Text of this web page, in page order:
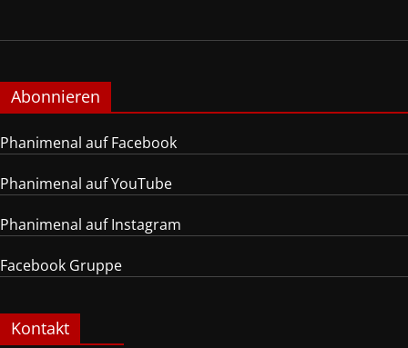
Abonnieren
Phanimenal auf Facebook
Phanimenal auf YouTube
Phanimenal auf Instagram
Facebook Gruppe
Kontakt